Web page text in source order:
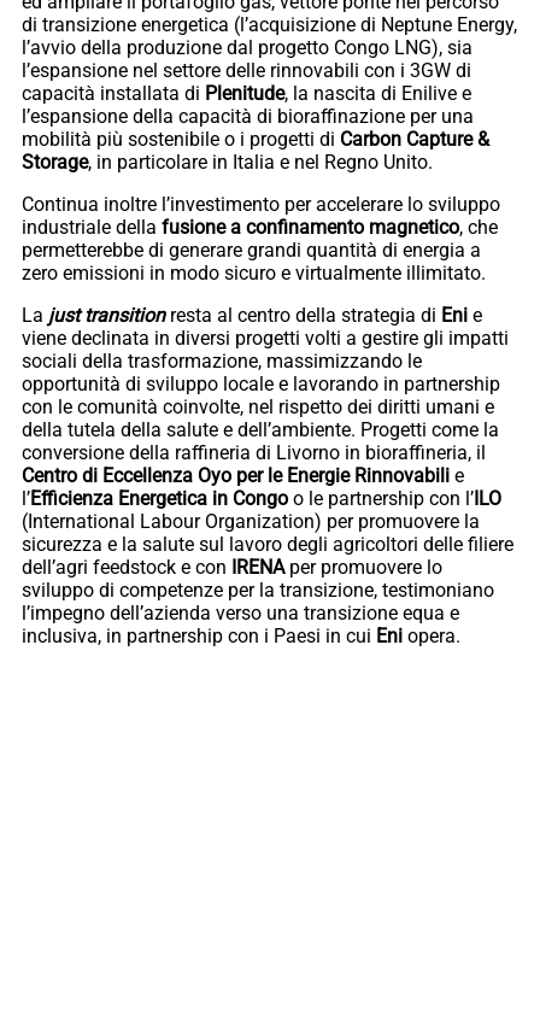
di transizione energetica (l’acquisizione di Neptune Energy,
l’avvio della produzione dal progetto Congo LNG), sia
l’espansione nel settore delle rinnovabili con i 3GW di
capacità installata di Plenitude, la nascita di Enilive e
l’espansione della capacità di bioraffinazione per una
mobilità più sostenibile o i progetti di Carbon Capture &
Storage, in particolare in Italia e nel Regno Unito.
Continua inoltre l’investimento per accelerare lo sviluppo
industriale della fusione a confinamento magnetico, che
permetterebbe di generare grandi quantità di energia a
zero emissioni in modo sicuro e virtualmente illimitato.
La just transitionresta al centro della strategia di Eni e
viene declinata in diversi progetti volti a gestire gli impatti
sociali della trasformazione, massimizzando le
opportunità di sviluppo locale e lavorando in partnership
con le comunità coinvolte, nel rispetto dei diritti umani e
della tutela della salute e dell’ambiente. Progetti come la
conversione della raffineria di Livorno in bioraffineria, il
Centro di Eccellenza Oyo per le Energie Rinnovabili e
l’Efficienza Energetica in Congo o le partnership con l’ILO
(International Labour Organization) per promuovere la
sicurezza e la salute sul lavoro degli agricoltori delle filiere
dell’agri feedstock e con IRENAper promuovere lo
sviluppo di competenze per la transizione, testimoniano
l’impegno dell’azienda verso una transizione equa e
inclusiva, in partnership con i Paesi in cui Eni opera.